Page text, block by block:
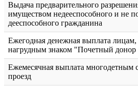
Выдача предварительного
имуществом недееспособного и не
дееспособного гражданина
Ежегодная денежная выплата
нагрудным знаком "Почетный донор
Ежемесячная выплата многодетным
проезд